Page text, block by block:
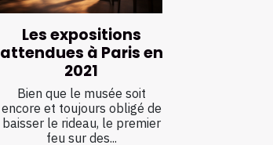
Les expositions
attendues à Paris en
2021
Bien que le musée soit
encore et toujours obligé de
baisser le rideau, le premier
feu sur des...